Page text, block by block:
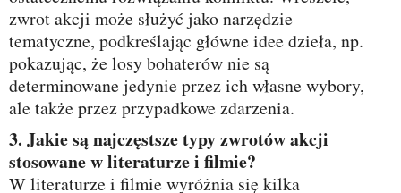
zwrot akcji może służyć jako narzędzie
tematyczne, podkreślając główne idee dzieła, np.
pokazując, że losy bohaterów nie są
determinowane jedynie przez ich własne wybory,
ale także przez przypadkowe zdarzenia.
3. Jakie są najczęstsze typy zwrotów akcji
stosowane w literaturze i filmie?
W literaturze i filmie wyróżnia się kilka